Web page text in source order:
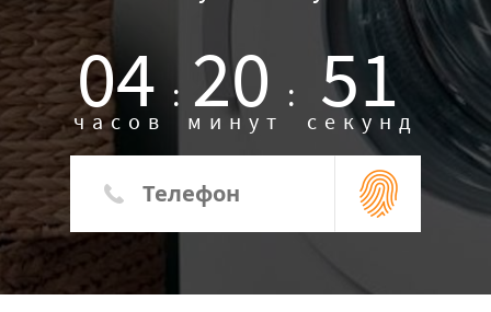
04 :
часов 20 :
минут 50
секунд